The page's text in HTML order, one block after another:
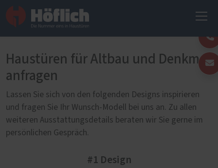
Haustüren für Altbau und Denkmal
anfragen
Lassen Sie sich von den folgenden Designs inspirieren
und fragen Sie Ihr Wunsch-Modell bei uns an. Zu allen
weiteren Ausstattungsdetails beraten wir Sie gerne im
persönlichen Gespräch.
#1 Design